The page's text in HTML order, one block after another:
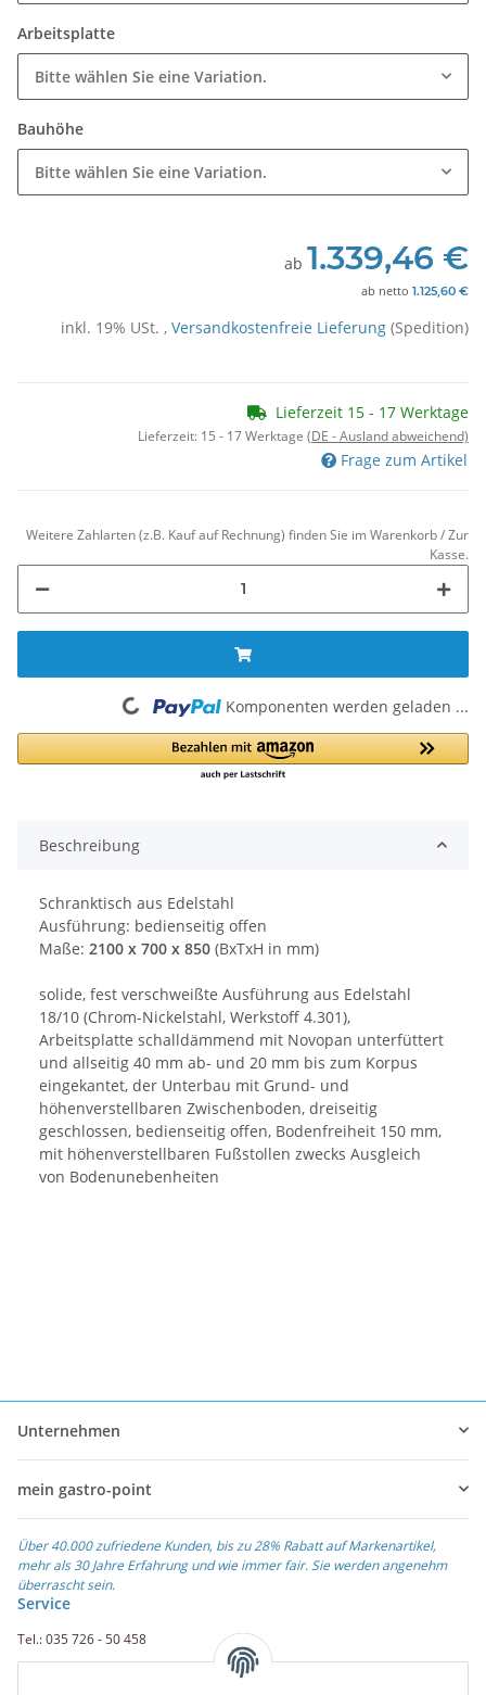
Arbeitsplatte
Bitte wählen Sie eine Variation.
Bauhöhe
Bitte wählen Sie eine Variation.
ab 1.339,46 €
ab netto 1.125,60 €
inkl. 19% USt. , Versandkostenfreie Lieferung (Spedition)
Lieferzeit 15 - 17 Werktage
Lieferzeit: 15 - 17 Werktage (DE - Ausland abweichend)
Frage zum Artikel
Weitere Zahlarten (z.B. Kauf auf Rechnung) finden Sie im Warenkorb / Zur
Kasse.
Loading...
Komponenten werden geladen ...
Beschreibung
Schranktisch aus Edelstahl
Ausführung: bedienseitig offen
Maße: 2100 x 700 x 850 (BxTxH in mm)
solide, fest verschweißte Ausführung aus Edelstahl
18/10 (Chrom-Nickelstahl, Werkstoff 4.301),
Arbeitsplatte schalldämmend mit Novopan unterfüttert
und allseitig 40 mm ab- und 20 mm bis zum Korpus
eingekantet, der Unterbau mit Grund- und
höhenverstellbaren Zwischenboden, dreiseitig
geschlossen, bedienseitig offen, Bodenfreiheit 150 mm,
mit höhenverstellbaren Fußstollen zwecks Ausgleich
von Bodenunebenheiten
Unternehmen
mein gastro-point
Über 40.000 zufriedene Kunden, bis zu 28% Rabatt auf Markenartikel,
mehr als 30 Jahre Erfahrung und wie immer fair. Sie werden angenehm
überrascht sein.
Service
Tel.: 035 726 - 50 458